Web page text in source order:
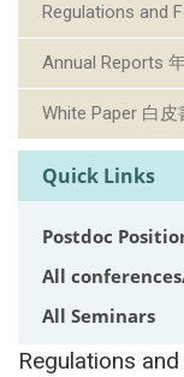
Regulations and
Annual Reports
White Paper 白皮
Quick Links
Postdoc
All
All Seminars
Regulations